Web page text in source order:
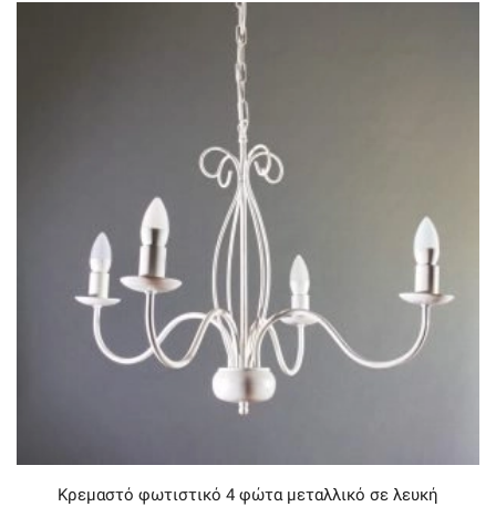
Κρεμαστό φωτιστικό 4 φώτα μεταλλικό σε λευκή